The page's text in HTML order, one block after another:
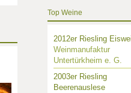
Top Weine
2012er Riesling
Weinmanufaktur
Untertürkheim e. G.
2003er Riesling
Beerenauslese